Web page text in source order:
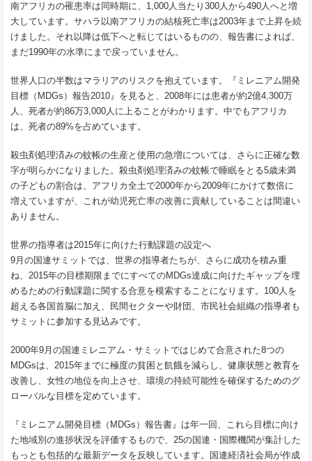
南アフリカの罹患率は同時期に、1,000人当たり300人から490人へと増
大しています。サハラ以南アフリカの結核死亡率は2003年まで上昇を続
けました。それ以降は低下へと転じてはいるものの、報告書によれば、
まだ1990年の水準にまで戻っていません。
世界人口の半数はマラリアのリスクを抱えています。『ミレニアム開発
目標（MDGs）報告2010』を見ると、2008年には患者が約2億4,300万
人、死者が約86万3,000人に上ることがわかります。中でもアフリカ
は、死者の89%を占めています。
殺虫剤処理済みの蚊帳の生産と使用の急増については、さらに正確な数
字が明らかになりました。殺虫剤処理済みの蚊帳で睡眠をとる5歳未満
の子どもの割合は、アフリカ全土で2000年から2009年にかけて数倍に
増えていますが、これが幼児死亡率の改善に貢献していることは間違い
ありません。
世界の指導者は2015年に向けた行動課題の設定へ
9月の国連サミットでは、世界の指導者たちが、さらに成功を積み重
ね、2015年の目標期限までにすべてのMDGs達成に向けたギャップを埋
めるための行動課題に関する合意を模索することになります。100人を
超える各国首脳に加え、民間セクターや財団、市民社会組織の指導者も
サミットに参加する見込みです。
2000年9月の国連ミレニアム・サミットではじめて合意された8つの
MDGsは、2015年までに極度の貧困と飢餓を減らし、健康状態と教育を
改善し、女性の地位を向上させ、環境の持続可能性を確保するためのグ
ローバルな目標を定めています。
『ミレニアム開発目標（MDGs）報告書』は年一回、これら目標に向け
た地域別の進捗状況を評価するもので、25の国連・国際機関が集計した
もっとも包括的な最新データを反映しています。国連経済社会局が作成